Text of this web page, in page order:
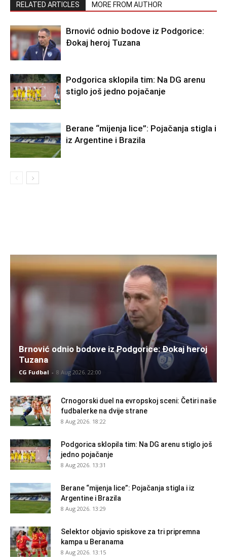
RELATED ARTICLES MORE FROM AUTHOR
Brnović odnio bodove iz Podgorice:
Đokaj heroj Tuzana
Podgorica sklopila tim: Na DG arenu
stiglo još jedno pojačanje
Berane “mijenja lice”: Pojačanja stigla i
iz Argentine i Brazila
Brnović odnio bodove iz Podgorice: Đokaj heroj
Tuzana
CG Fudbal - 8 Aug 2026. 22:00
Crnogorski duel na evropskoj sceni: Četiri naše
fudbalerke na dvije strane
8 Aug 2026. 18:22
Podgorica sklopila tim: Na DG arenu stiglo još
jedno pojačanje
8 Aug 2026. 13:31
Berane “mijenja lice”: Pojačanja stigla i iz
Argentine i Brazila
8 Aug 2026. 13:29
Selektor objavio spiskove za tri pripremna
kampa u Beranama
8 Aug 2026. 13:15